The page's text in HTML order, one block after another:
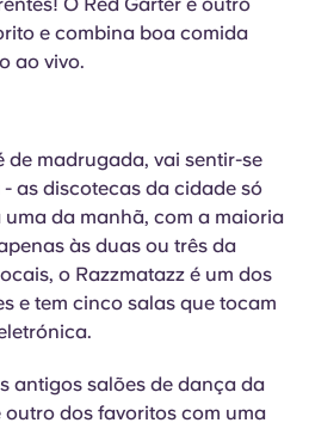
O Red Garter é outro
e combina boa comida
ao vivo.
de madrugada, vai sentir-se
as discotecas da cidade só
da manhã, com a maioria
às duas ou três da
o Razzmatazz é um dos
e tem cinco salas que tocam
antigos salões de dança da
outro dos favoritos com uma